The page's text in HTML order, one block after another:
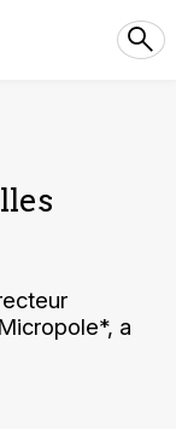
a